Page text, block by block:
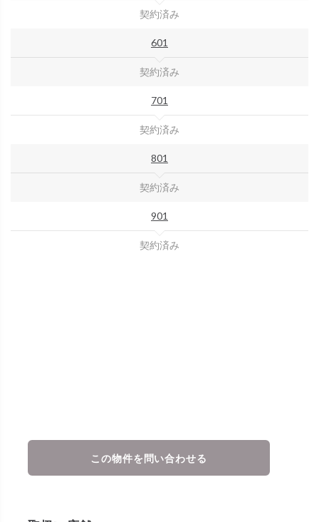
契約済み
601
契約済み
701
契約済み
801
契約済み
901
契約済み
この物件を問い合わせる